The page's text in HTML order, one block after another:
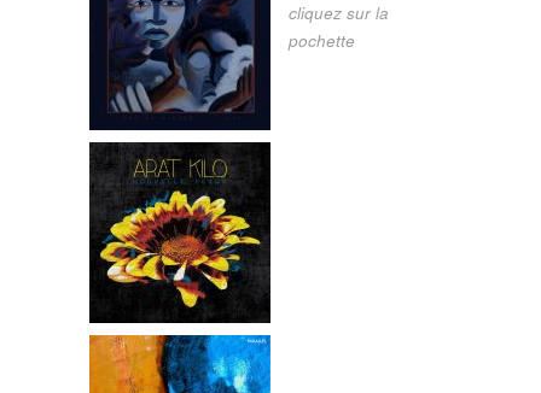
cliquez sur la
pochette